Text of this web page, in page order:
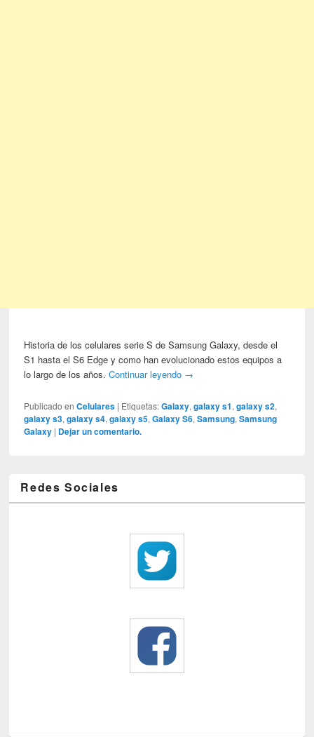
Historia de los celulares serie S de Samsung Galaxy, desde el
S1 hasta el S6 Edge y como han evolucionado estos equipos a
lo largo de los años.Continuar leyendo →
Publicado en Celulares | Etiquetas: Galaxy,galaxy s1,galaxy s2,
galaxy s3,galaxy s4,galaxy s5,Galaxy S6,Samsung,Samsung
Galaxy | Dejar un comentario.
Redes Sociales